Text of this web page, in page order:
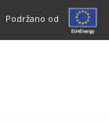
Podržano od